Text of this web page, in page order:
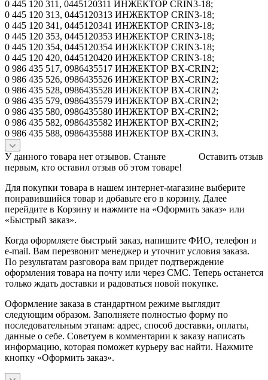
0 445 120 311, 0445120311 ИНЖЕКТОР CRIN3-18;
0 445 120 313, 0445120313 ИНЖЕКТОР CRIN3-18;
0 445 120 341, 0445120341 ИНЖЕКТОР CRIN3-18;
0 445 120 353, 0445120353 ИНЖЕКТОР CRIN3-18;
0 445 120 354, 0445120354 ИНЖЕКТОР CRIN3-18;
0 445 120 420, 0445120420 ИНЖЕКТОР CRIN3-18;
0 986 435 517, 0986435517 ИНЖЕКТОР BX-CRIN2;
0 986 435 526, 0986435526 ИНЖЕКТОР BX-CRIN2;
0 986 435 528, 0986435528 ИНЖЕКТОР BX-CRIN2;
0 986 435 579, 0986435579 ИНЖЕКТОР BX-CRIN2;
0 986 435 580, 0986435580 ИНЖЕКТОР BX-CRIN2;
0 986 435 582, 0986435582 ИНЖЕКТОР BX-CRIN2;
0 986 435 588, 0986435588 ИНЖЕКТОР BX-CRIN3.
Оставить отзыв
У данного товара нет отзывов. Станьте
первым, кто оставил отзыв об этом товаре!
Для покупки товара в нашем интернет-магазине выберите
понравившийся товар и добавьте его в корзину. Далее
перейдите в Корзину и нажмите на «Оформить заказ» или
«Быстрый заказ».
Когда оформляете быстрый заказ, напишите ФИО, телефон и
e-mail. Вам перезвонит менеджер и уточнит условия заказа.
По результатам разговора вам придет подтверждение
оформления товара на почту или через СМС. Теперь останется
только ждать доставки и радоваться новой покупке.
Оформление заказа в стандартном режиме выглядит
следующим образом. Заполняете полностью форму по
последовательным этапам: адрес, способ доставки, оплаты,
данные о себе. Советуем в комментарии к заказу написать
информацию, которая поможет курьеру вас найти. Нажмите
кнопку «Оформить заказ».